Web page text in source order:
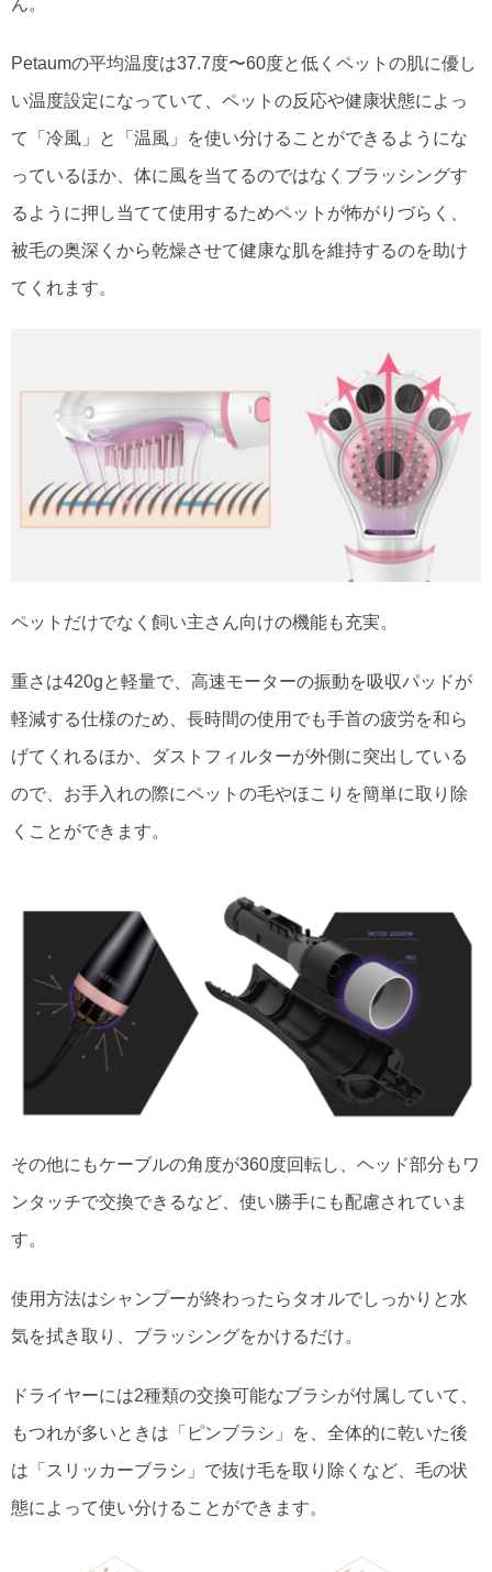
ん。
Petaumの平均温度は37.7度〜60度と低くペットの肌に優し
い温度設定になっていて、ペットの反応や健康状態によっ
て「冷風」と「温風」を使い分けることができるようにな
っているほか、体に風を当てるのではなくブラッシングす
るように押し当てて使用するためペットが怖がりづらく、
被毛の奥深くから乾燥させて健康な肌を維持するのを助け
てくれます。
ペットだけでなく飼い主さん向けの機能も充実。
重さは420gと軽量で、高速モーターの振動を吸収パッドが
軽減する仕様のため、長時間の使用でも手首の疲労を和ら
げてくれるほか、ダストフィルターが外側に突出している
ので、お手入れの際にペットの毛やほこりを簡単に取り除
くことができます。
その他にもケーブルの角度が360度回転し、ヘッド部分もワ
ンタッチで交換できるなど、使い勝手にも配慮されていま
す。
使用方法はシャンプーが終わったらタオルでしっかりと水
気を拭き取り、ブラッシングをかけるだけ。
ドライヤーには2種類の交換可能なブラシが付属していて、
もつれが多いときは「ピンブラシ」を、全体的に乾いた後
は「スリッカーブラシ」で抜け毛を取り除くなど、毛の状
態によって使い分けることができます。